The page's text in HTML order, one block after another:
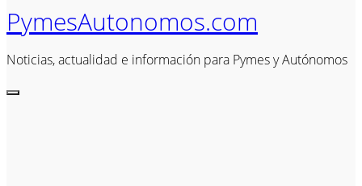
PymesAutonomos.com
Noticias, actualidad e información para Pymes y Autónomos